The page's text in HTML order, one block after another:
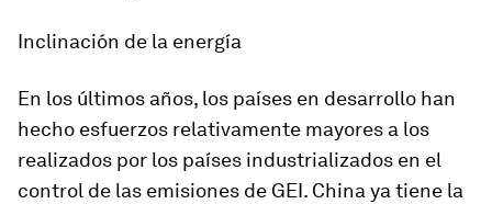
Inclinación de la energía
En los últimos años, los países en desarrollo han
hecho esfuerzos relativamente mayores a los
realizados por los países industrializados en el
control de las emisiones de GEI. China ya tiene la